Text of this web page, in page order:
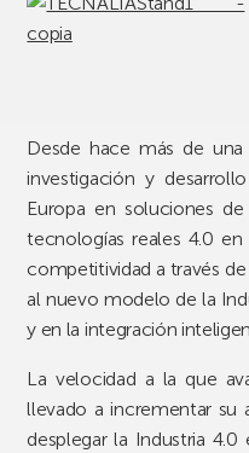
Desde hace más de
investigación y
Europa en soluciones
tecnologías reales 4.0 en
competitividad a través
al nuevo modelo de la
y en la integración
La velocidad a la que
llevado a incrementar su
desplegar la Industria